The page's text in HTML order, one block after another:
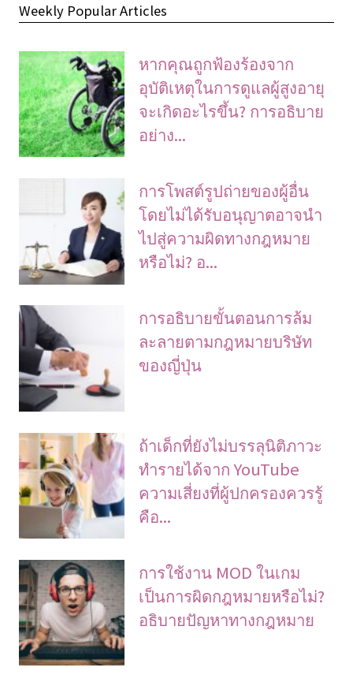
Weekly Popular Articles
หากคุณถูกฟ้องร้องจาก
อุบัติเหตุในการดูแลผู้สูงอายุ
จะเกิดอะไรขึ้น? การอธิบาย
อย่าง...
การโพสต์รูปถ่ายของผู้อื่น
โดยไม่ได้รับอนุญาตอาจนํา
ไปสู่ความผิดทางกฎหมาย
หรือไม่? อ...
การอธิบายขั้นตอนการล้ม
ละลายตามกฎหมายบริษัท
ของญี่ปุ่น
ถ้าเด็กที่ยังไม่บรรลุนิติภาวะ
ทำรายได้จาก YouTube
ความเสี่ยงที่ผู้ปกครองควรรู้
คือ...
การใช้งาน MOD ในเกม
เป็นการผิดกฎหมายหรือไม่?
อธิบายปัญหาทางกฎหมาย